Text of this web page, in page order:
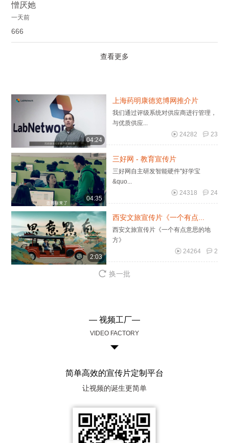
憎厌她
一天前
666
查看更多
04:24
上海药明康德览博网推介片
我们通过评级系统对供应商进行管理，
与优质供应...
23
24282
04:35
三好网 - 教育宣传片
三好网自主研发智能硬件"好学宝
&quo...
24
24318
2:03
西安文旅宣传片《一个有点...
西安文旅宣传片《一个有点意思的地
方》
2
24264
换一批
— 视频工厂—
VIDEO FACTORY
简单高效的宣传片定制平台
让视频的诞生更简单